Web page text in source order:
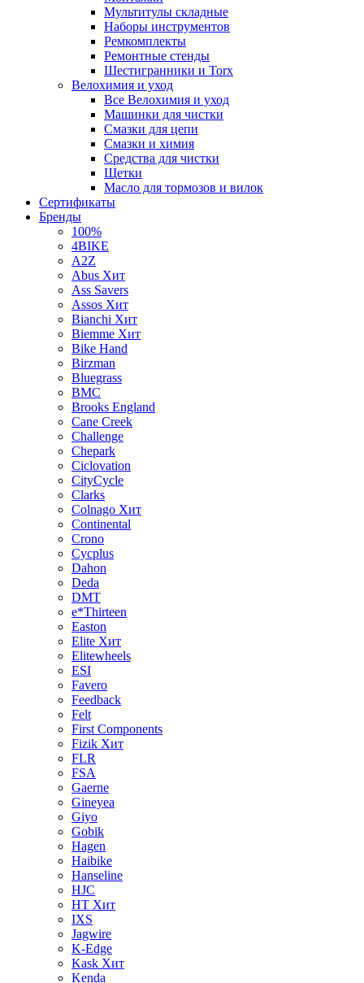
Мультитулы складные
Наборы инструментов
Ремкомплекты
Ремонтные стенды
Шестигранники и Torx
Велохимия и уход
Все Велохимия и уход
Машинки для чистки
Смазки для цепи
Смазки и химия
Средства для чистки
Щетки
Масло для тормозов и вилок
Сертификаты
Бренды
100%
4BIKE
A2Z
Abus Хит
Ass Savers
Assos Хит
Bianchi Хит
Biemme Хит
Bike Hand
Birzman
Bluegrass
BMC
Brooks England
Cane Creek
Challenge
Chepark
Ciclovation
CityCycle
Clarks
Colnago Хит
Continental
Crono
Cycplus
Dahon
Deda
DMT
e*Thirteen
Easton
Elite Хит
Elitewheels
ESI
Favero
Feedback
Felt
First Components
Fizik Хит
FLR
FSA
Gaerne
Gineyea
Giyo
Gobik
Hagen
Haibike
Hanseline
HJC
HT Хит
IXS
Jagwire
K-Edge
Kask Хит
Kenda